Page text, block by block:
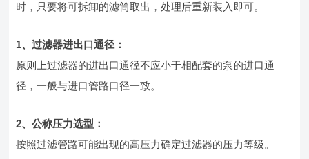
时，只要将可拆卸的滤筒取出，处理后重新装入即可。
1、过滤器进出口通径：
原则上过滤器的进出口通径不应小于相配套的泵的进口通
径，一般与进口管路口径一致。
2、公称压力选型：
按照过滤管路可能出现的高压力确定过滤器的压力等级。